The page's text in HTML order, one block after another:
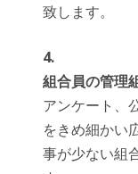
致します。
組合員の管理
アンケート、
をきめ細かい
事が少ない組